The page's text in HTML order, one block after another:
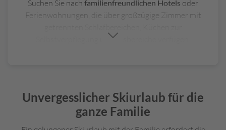
Suchen Sie nach familienfreundlichen Hotels oder
Ferienwohnungen, die über großzügige Zimmer mit
Selbstverpflegung und Essbereiche verfügen.
zu ermöglichen. Viele Unterkünfte bieten auch
besondere Services wie Kinderbetten, Hochstühle
und sogar Willkommenspakete für die kleinen Gäste.
Unvergesslicher Skiurlaub für die
ganze Familie